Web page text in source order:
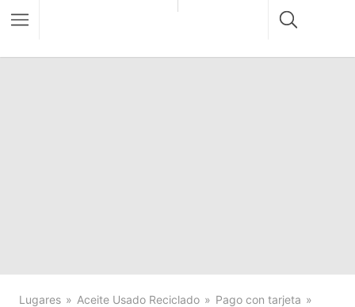
Lugares Aceite Usado Reciclado
Pago con tarjeta